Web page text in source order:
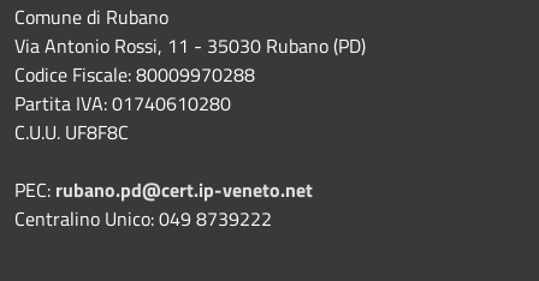
Comune di Rubano
Via Antonio Rossi, 11 - 35030 Rubano (PD)
Codice Fiscale: 80009970288
Partita IVA: 01740610280
C.U.U. UF8F8C
PEC: rubano.pd@cert.ip-veneto.net
Centralino Unico: 049 8739222